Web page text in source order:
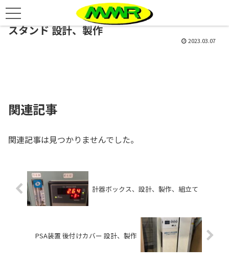
スタンド 設計、製作
2023.03.07
関連記事
関連記事は見つかりませんでした。
計器ボックス、設計、製作、組立て
PSA装置 後付けカバー 設計、製作